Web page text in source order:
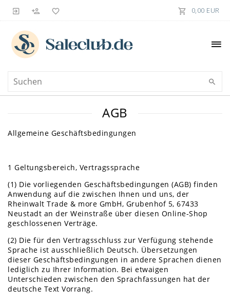
0,00 EUR
AGB
Allgemeine Geschäftsbedingungen
1 Geltungsbereich, Vertragssprache
(1) Die vorliegenden Geschäftsbedingungen (AGB) finden
Anwendung auf die zwischen Ihnen und uns, der
Rheinwalt Trade & more GmbH, Grubenhof 5, 67433
Neustadt an der Weinstraße über diesen Online-Shop
geschlossenen Verträge.
(2) Die für den Vertragsschluss zur Verfügung stehende
Sprache ist ausschließlich Deutsch. Übersetzungen
dieser Geschäftsbedingungen in andere Sprachen dienen
lediglich zu Ihrer Information. Bei etwaigen
Unterschieden zwischen den Sprachfassungen hat der
deutsche Text Vorrang.